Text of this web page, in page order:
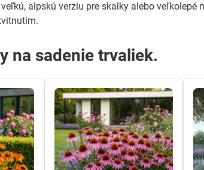
alpskú verziu pre skalky alebo veľkolepé
na sadenie trvaliek.